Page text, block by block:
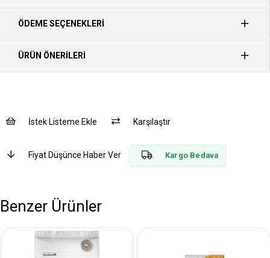
ÖDEME SEÇENEKLERI
ÜRÜN ÖNERILERI
İstek Listeme Ekle Karşılaştır
Fiyat Düşünce Haber Ver Kargo Bedava
Benzer Ürünler